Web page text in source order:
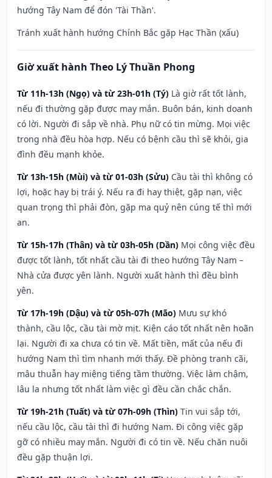
hướng Tây Nam để đón 'Tài Thần'.
Tránh xuất hành hướng Chính Bắc gặp Hạc Thần (xấu)
Giờ xuất hành Theo Lý Thuần Phong
Từ 11h-13h (Ngọ) và từ 23h-01h (Tý) Là giờ rất tốt lành,
nếu đi thường gặp được may mắn. Buôn bán, kinh doanh
có lời. Người đi sắp về nhà. Phụ nữ có tin mừng. Mọi việc
trong nhà đều hòa hợp. Nếu có bệnh cầu thì sẽ khỏi, gia
đình đều mạnh khỏe.
Từ 13h-15h (Mùi) và từ 01-03h (Sửu) Cầu tài thì không có
lợi, hoặc hay bị trái ý. Nếu ra đi hay thiệt, gặp nạn, việc
quan trọng thì phải đòn, gặp ma quỷ nên cúng tế thì mới
an.
Từ 15h-17h (Thân) và từ 03h-05h (Dần) Mọi công việc đều
được tốt lành, tốt nhất cầu tài đi theo hướng Tây Nam –
Nhà cửa được yên lành. Người xuất hành thì đều bình
yên.
Từ 17h-19h (Dậu) và từ 05h-07h (Mão) Mưu sự khó
thành, cầu lộc, cầu tài mờ mịt. Kiện cáo tốt nhất nên hoãn
lại. Người đi xa chưa có tin về. Mất tiền, mất của nếu đi
hướng Nam thì tìm nhanh mới thấy. Đề phòng tranh cãi,
mâu thuẫn hay miệng tiếng tầm thường. Việc làm chậm,
lâu la nhưng tốt nhất làm việc gì đều cần chắc chắn.
Từ 19h-21h (Tuất) và từ 07h-09h (Thìn) Tin vui sắp tới,
nếu cầu lộc, cầu tài thì đi hướng Nam. Đi công việc gặp
gỡ có nhiều may mắn. Người đi có tin về. Nếu chăn nuôi
đều gặp thuận lợi.